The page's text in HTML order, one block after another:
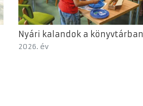
Nyári kalandok a könyvtárban
2026. év